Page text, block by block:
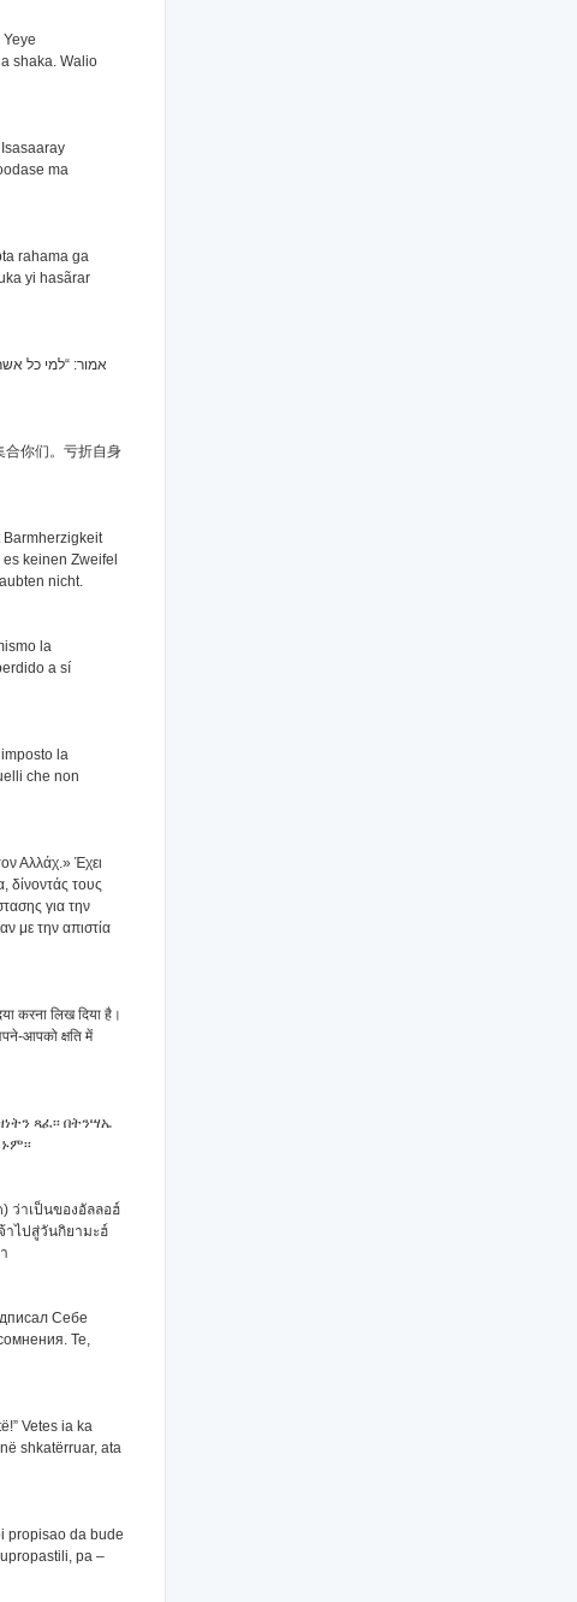
shaka. Walio
ma
rahama ga
yi hasãrar
אמור: “למי כל
合你们。亏折自身
Barmherzigkeit
keinen Zweifel
nicht.
la
a sí
la
che non
Αλλάχ.» Έχει
δίνοντάς τους
για την
με την απιστία
करना लिख दिया है।
आपको क्षति में
ጻፈ፡፡ በትንሣኤ
ว่าเป็นของอัลลอฮ์
าไปสู่วันกิยามะฮ์
Себе
Те,
Vetes ia ka
shkatërruar, ata
propisao da bude
pa –